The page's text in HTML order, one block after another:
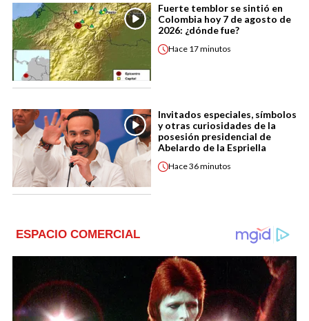
Fuerte temblor se sintió en
Colombia hoy 7 de agosto de
2026: ¿dónde fue?
Hace 17 minutos
Invitados especiales, símbolos
y otras curiosidades de la
posesión presidencial de
Abelardo de la Espriella
Hace36 minutos